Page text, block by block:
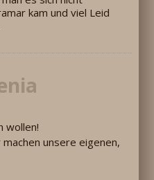
kam und viel Leid
wollen!
unsere eigenen,